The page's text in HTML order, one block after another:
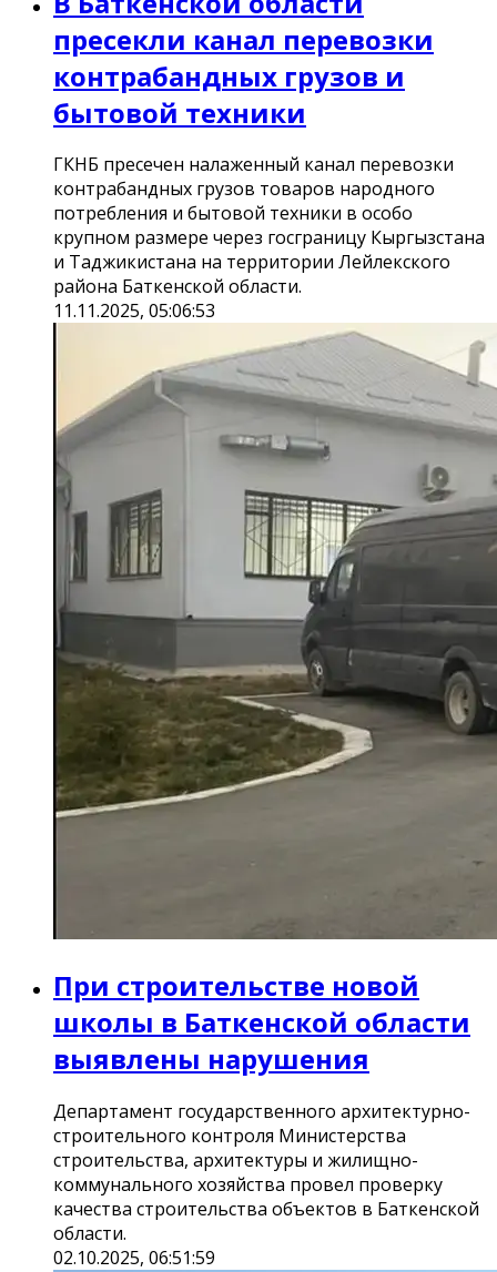
пресекли канал перевозки
контрабандных грузов и
бытовой техники
ГКНБ пресечен налаженный канал перевозки
контрабандных грузов товаров народного
потребления и бытовой техники в особо
крупном размере через госграницу Кыргызстана
и Таджикистана на территории Лейлекского
района Баткенской области.
11.11.2025, 05:06:53
При строительстве новой
школы в Баткенской области
выявлены нарушения
Департамент государственного архитектурно-
строительного контроля Министерства
строительства, архитектуры и жилищно-
коммунального хозяйства провел проверку
качества строительства объектов в Баткенской
области.
02.10.2025, 06:51:59